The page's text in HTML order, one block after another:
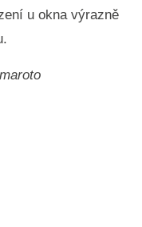
u okna výrazně